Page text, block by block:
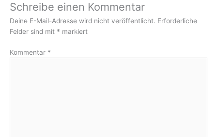
Schreibe einen Kommentar
Deine E-Mail-Adresse wird nicht veröffentlicht. Erforderliche
Felder sind mit * markiert
Kommentar *